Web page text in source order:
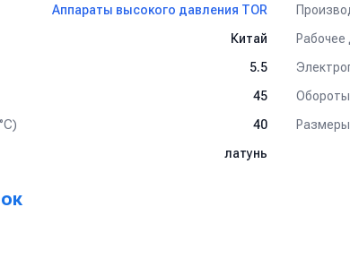
Аппараты высокого давления TOR
Китай Рабочее
5.5
45
40
латунь